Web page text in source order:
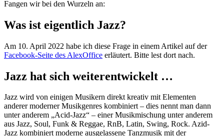
Fangen wir bei den Wurzeln an:
Was ist eigentlich Jazz?
Am 10. April 2022 habe ich diese Frage in einem Artikel auf der
Facebook-Seite des AlexOffice erläutert. Bitte lest dort nach.
Jazz hat sich weiterentwickelt …
Jazz wird von einigen Musikern direkt kreativ mit Elementen
anderer moderner Musikgenres kombiniert – dies nennt man dann
unter anderem „Acid-Jazz“ – einer Musikmischung unter anderem
aus Jazz, Soul, Funk & Reggae, RnB, Latin, Swing, Rock. Azid-
Jazz kombiniert moderne ausgelassene Tanzmusik mit der